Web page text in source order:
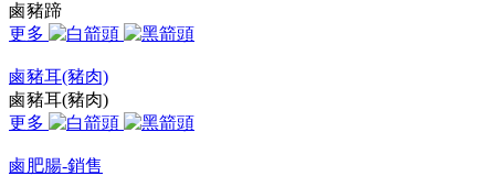
鹵豬蹄
更多
鹵豬耳(豬肉)
鹵豬耳(豬肉)
更多
鹵肥腸-銷售